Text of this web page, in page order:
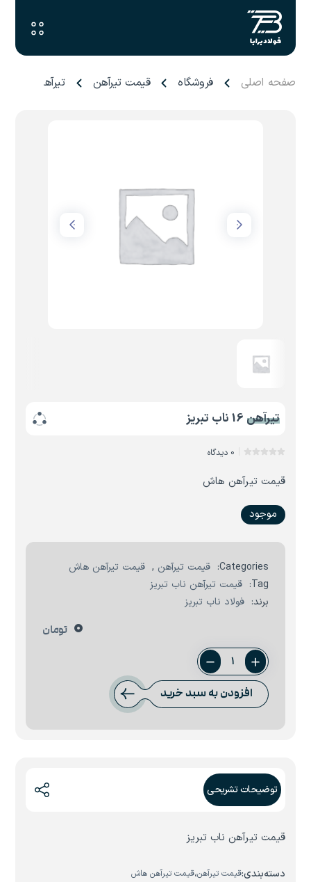
صفحه اصلی فروشگاه قیمت تیرآهن تیرآهن ۱۶ ناب تبریز
تیرآهن 16 ناب تبریز
0 دیدگاه
قیمت تیرآهن هاش
موجود
Categories: قیمت تیرآهن , قیمت تیرآهن هاش
Tag:
قیمت تیرآهن ناب تبریز
برند: فولاد ناب تبریز
0 تومان
تیرآهن
16
ناب
افزودن به سبد خرید
توضیحات تشریحی
قیمت تیرآهن ناب تبریز
دسته‌بندی:قیمت تیرآهن،قیمت تیرآهن هاش